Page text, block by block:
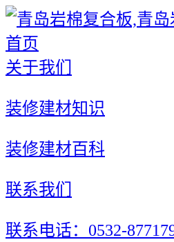
首页
关于我们
装修建材知识
装修建材百科
联系我们
联系电话：0532-